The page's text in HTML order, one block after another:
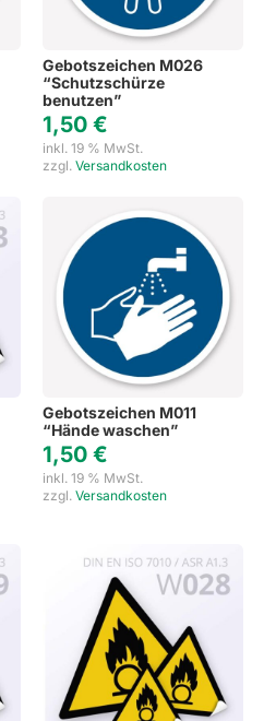
Gebotszeichen M026
“Schutzschürze
benutzen”
1,50 €
inkl. 19 % MwSt.
zzgl. Versandkosten
Gebotszeichen M011
“Hände waschen”
1,50 €
inkl. 19 % MwSt.
zzgl. Versandkosten